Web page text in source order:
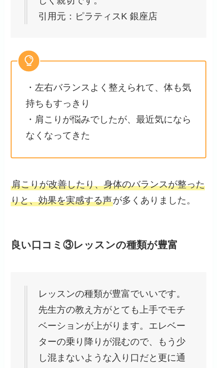
引用元：ピラティスK 銀座店
・左右バランスよく整えられて、体も気
持ちもすっきり
・肩こりが悩みでしたが、最近気になら
なくなってきた
肩こりが改善したり、身体のバランスが整った
りと、効果を実感する声が多くありました。
良い口コミ③レッスンの種類が豊富
レッスンの種類が豊富でいいです。
先生方の教え方がとても上手でモチ
ベーションが上がります。エレベー
ターの乗り降りが混むので、もう少
し混まないような入り口だと更に通